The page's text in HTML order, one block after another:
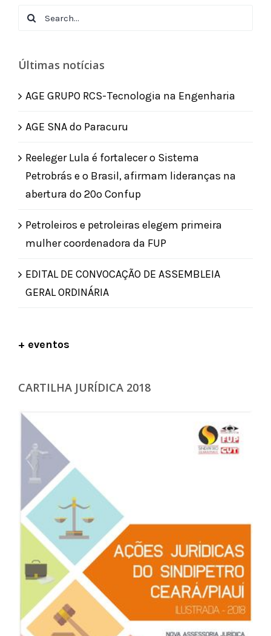
Search
Últimas notícias
AGE GRUPO RCS-Tecnologia na Engenharia
AGE SNA do Paracuru
Reeleger Lula é fortalecer o Sistema
Petrobrás e o Brasil, afirmam lideranças na
abertura do 20º Confup
Petroleiros e petroleiras elegem primeira
mulher coordenadora da FUP
EDITAL DE CONVOCAÇÃO DE ASSEMBLEIA
GERAL ORDINÁRIA
+ eventos
CARTILHA JURÍDICA 2018